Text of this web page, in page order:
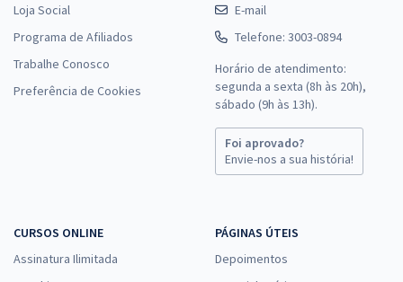
Loja Social
Programa de Afiliados
Trabalhe Conosco
Preferência de Cookies
E-mail
Telefone: 3003-0894
Horário de atendimento:
segunda a sexta (8h às 20h),
sábado (9h às 13h).
Foi aprovado?
Envie-nos a sua história!
CURSOS ONLINE
Assinatura Ilimitada
PÁGINAS ÚTEIS
Depoimentos